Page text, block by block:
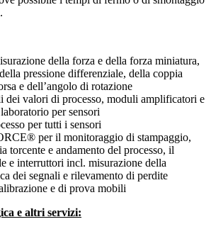
della forza e della forza miniatura,
pressione differenziale, della coppia
e dell’angolo di rotazione
dei valori di processo, moduli amplificatori e
per sensori
per tutti i sensori
per il monitoraggio di stampaggio,
torcente e andamento del processo, il
e interruttori incl. misurazione della
dei segnali e rilevamento di perdite
e di prova mobili
e altri servizi: